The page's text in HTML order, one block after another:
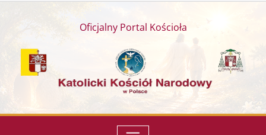
Oficjalny Portal Kościoła